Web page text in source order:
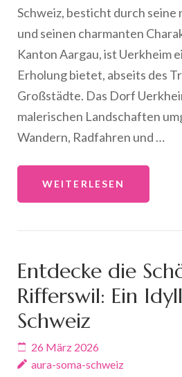
Schweiz, besticht durch
und seinen charmanten
Kanton Aargau, ist Uerkheim
Erholung bietet, abseits des
Großstädte. Das Dorf
malerischen Landschaften
Wandern, Radfahren und …
WEITERLESEN
Entdecke die
Rifferswil: Ein
Schweiz
26 März 2026
aura-soma-schweiz